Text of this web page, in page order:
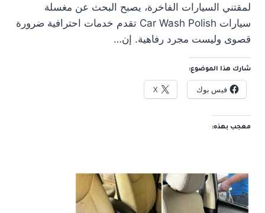
لمقتني السيارات الفاخرة، يصبح البحث عن مغسلة
سيارات Car Wash Polish تقدم خدمات احترافية ضرورة
قصوى وليست مجرد رفاهية. إن…
شارك هذا الموضوع:
فيس بوك X
معجب بهذه: